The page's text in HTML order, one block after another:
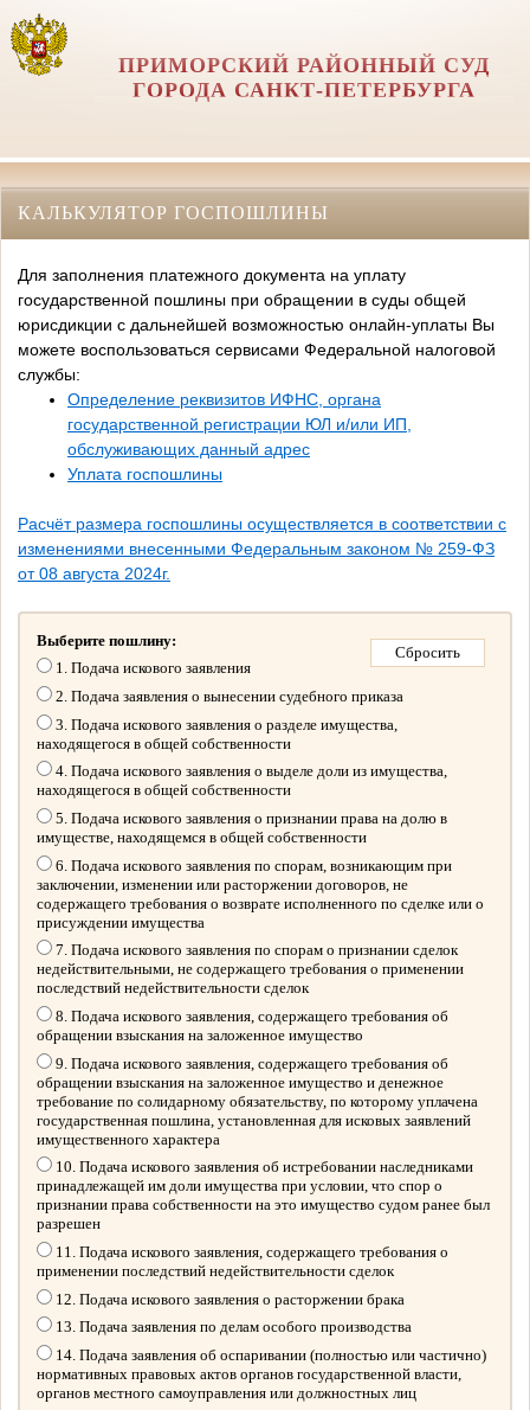
ПРИМОРСКИЙ РАЙОННЫЙ СУД
ГОРОДА САНКТ-ПЕТЕРБУРГА
КАЛЬКУЛЯТОР ГОСПОШЛИНЫ
Для заполнения платежного документа на уплату
государственной пошлины при обращении в суды общей
юрисдикции с дальнейшей возможностью онлайн-уплаты Вы
можете воспользоваться сервисами Федеральной налоговой
службы:
Определение реквизитов ИФНС, органа
государственной регистрации ЮЛ и/или ИП,
обслуживающих данный адрес
Уплата госпошлины
Расчёт размера госпошлины осуществляется в соответствии с
изменениями внесенными Федеральным законом № 259-ФЗ
от 08 августа 2024г.
Выберите пошлину:
1. Подача искового заявления
2. Подача заявления о вынесении судебного приказа
3. Подача искового заявления о разделе имущества,
находящегося в общей собственности
4. Подача искового заявления о выделе доли из имущества,
находящегося в общей собственности
5. Подача искового заявления о признании права на долю в
имуществе, находящемся в общей собственности
6. Подача искового заявления по спорам, возникающим при
заключении, изменении или расторжении договоров, не
содержащего требования о возврате исполненного по сделке или о
присуждении имущества
7. Подача искового заявления по спорам о признании сделок
недействительными, не содержащего требования о применении
последствий недействительности сделок
8. Подача искового заявления, содержащего требования об
обращении взыскания на заложенное имущество
9. Подача искового заявления, содержащего требования об
обращении взыскания на заложенное имущество и денежное
требование по солидарному обязательству, по которому уплачена
государственная пошлина, установленная для исковых заявлений
имущественного характера
10. Подача искового заявления об истребовании наследниками
принадлежащей им доли имущества при условии, что спор о
признании права собственности на это имущество судом ранее был
разрешен
11. Подача искового заявления, содержащего требования о
применении последствий недействительности сделок
12. Подача искового заявления о расторжении брака
13. Подача заявления по делам особого производства
14. Подача заявления об оспаривании (полностью или частично)
нормативных правовых актов органов государственной власти,
органов местного самоуправления или должностных лиц